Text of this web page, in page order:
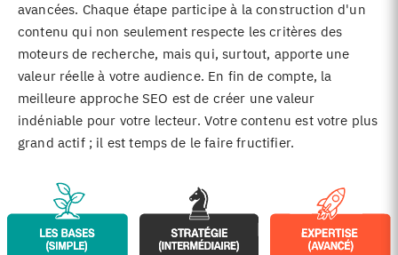
avancées. Chaque étape participe à la construction d'un
contenu qui non seulement respecte les critères des
moteurs de recherche, mais qui, surtout, apporte une
valeur réelle à votre audience. En fin de compte, la
meilleure approche SEO est de créer une valeur
indéniable pour votre lecteur. Votre contenu est votre plus
grand actif ; il est temps de le faire fructifier.